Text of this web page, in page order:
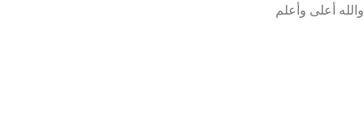
والله أعلى وأعلم